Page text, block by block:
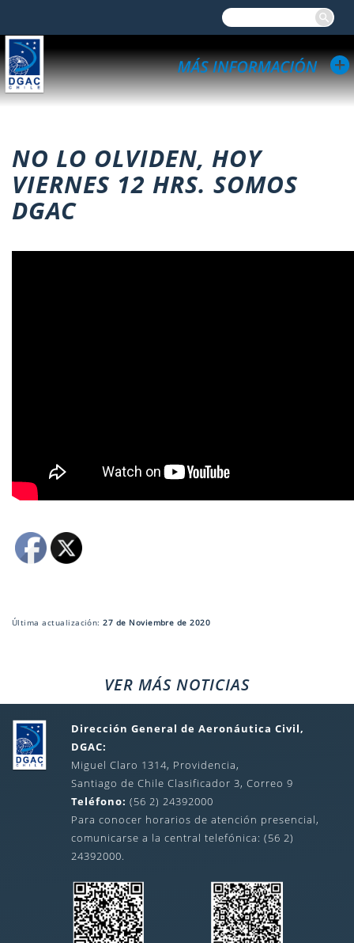
NO LO OLVIDEN, HOY
VIERNES 12 HRS. SOMOS
DGAC
Última actualización:27 de Noviembre de 2020
VER MÁS NOTICIAS
Dirección General de Aeronáutica Civil,
DGAC:
Miguel Claro 1314, Providencia,
Santiago de Chile Clasificador 3, Correo 9
Teléfono: (56 2) 24392000
Para conocer horarios de atención presencial,
comunicarse a la central telefónica: (56 2)
24392000.